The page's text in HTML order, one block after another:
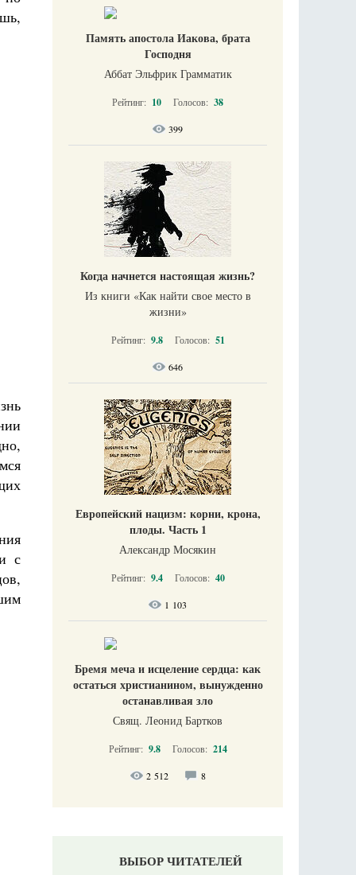
с
Память апостола Иакова, брата
Господня
Аббат Эльфрик Грамматик
Рейтинг: 10 Голосов: 38
399
Когда начнется настоящая жизнь?
Из книги «Как найти свое место в
жизни​»
Рейтинг: 9.8 Голосов: 51
646
Европейский нацизм: корни, крона,
плоды. Часть 1
Александр Мосякин
Рейтинг: 9.4 Голосов: 40
1 103
Бремя меча и исцеление сердца: как
остаться христианином, вынужденно
останавливая зло
Свящ. Леонид Бартков
Рейтинг: 9.8 Голосов: 214
2 512 8
ВЫБОР ЧИТАТЕЛЕЙ